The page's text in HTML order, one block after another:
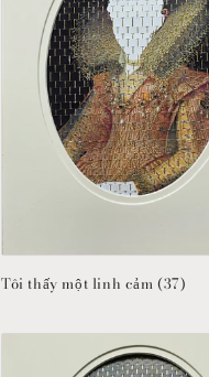
Tôi thấy một linh cảm (37)